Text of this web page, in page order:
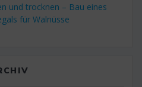
und trocknen – Bau eines
für Walnüsse